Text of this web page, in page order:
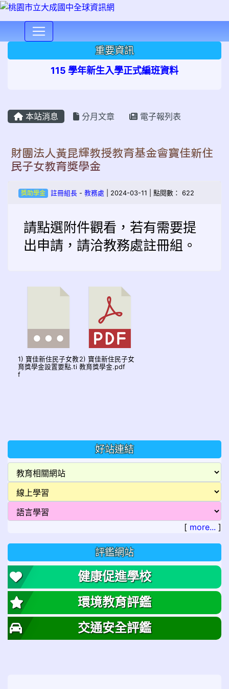
重要資訊
115 學年新生入學正式編班資料
本站消息 分月文章 電子報列表
財團法人黃昆輝教授教育基金會寶佳新住
民子女教育獎學金
獎助學金 註冊組長- 教務處 | 2024-03-11 | 點閱數： 622
請點選附件觀看，若有需要提
出申請，請洽教務處註冊組。
1) 寶佳新住民子女教
育獎學金設置要點.ti
f
2) 寶佳新住民子女
教育獎學金.pdf
好站連結
[ more... ]
評鑑網站
健康促進學校
環境教育評鑑
交通安全評鑑